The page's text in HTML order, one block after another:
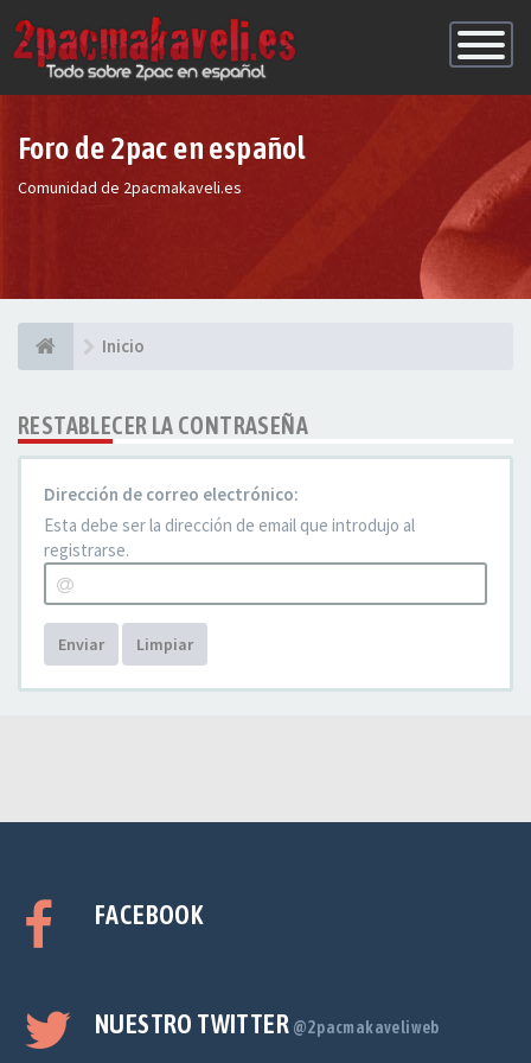
de
Foro de 2pac en español
Comunidad de 2pacmakaveli.es
Inicio
RESTABLECER LA CONTRASEÑA
Dirección de correo electrónico:
Esta debe ser la dirección de email que introdujo al
registrarse.
Enviar Limpiar
FACEBOOK
NUESTRO TWITTER @2pacmakaveliweb